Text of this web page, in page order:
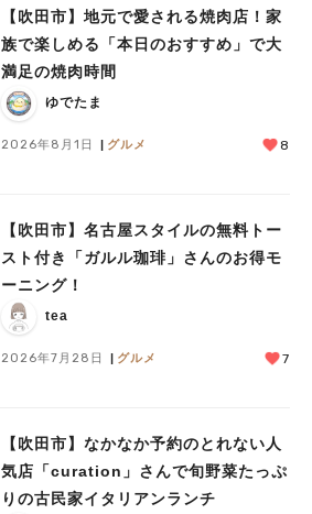
【吹田市】地元で愛される焼肉店！家
族で楽しめる「本日のおすすめ」で大
満足の焼肉時間
ゆでたま
2026年8月1日 グルメ 8
【吹田市】名古屋スタイルの無料トー
スト付き「ガルル珈琲」さんのお得モ
ーニング！
tea
2026年7月28日 グルメ 7
【吹田市】なかなか予約のとれない人
気店「curation」さんで旬野菜たっぷ
りの古民家イタリアンランチ